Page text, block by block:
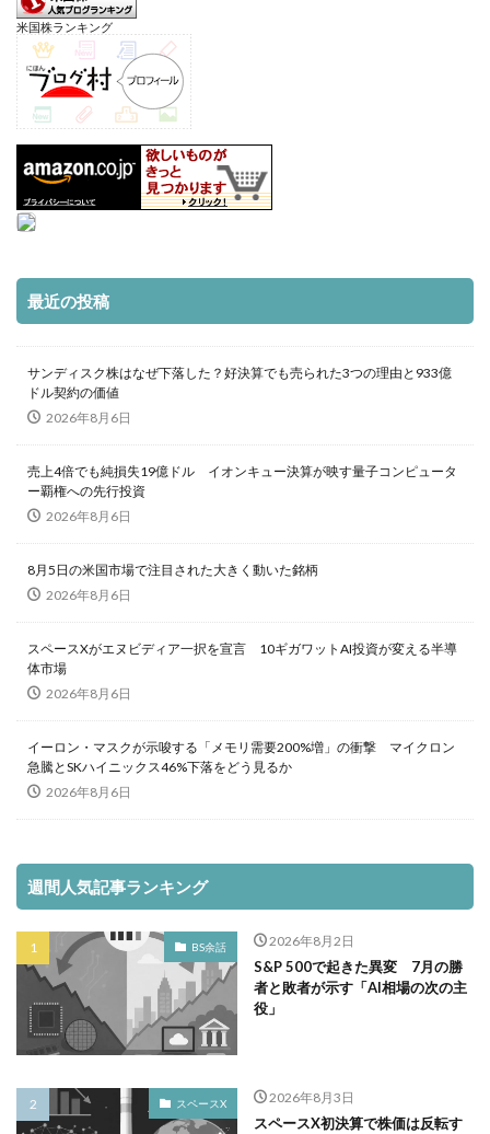
米国株ランキング
最近の投稿
サンディスク株はなぜ下落した？好決算でも売られた3つの理由と933億
ドル契約の価値
2026年8月6日
売上4倍でも純損失19億ドル イオンキュー決算が映す量子コンピュータ
ー覇権への先行投資
2026年8月6日
8月5日の米国市場で注目された大きく動いた銘柄
2026年8月6日
スペースXがエヌビディア一択を宣言 10ギガワットAI投資が変える半導
体市場
2026年8月6日
イーロン・マスクが示唆する「メモリ需要200%増」の衝撃 マイクロン
急騰とSKハイニックス46%下落をどう見るか
2026年8月6日
週間人気記事ランキング
BS余話 2026年8月2日
S&P 500で起きた異変 7月の勝
者と敗者が示す「AI相場の次の主
役」
スペースX 2026年8月3日
スペースX初決算で株価は反転す